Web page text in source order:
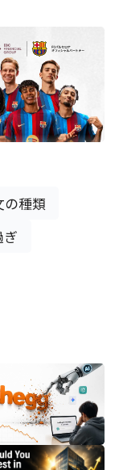
の種類
ぎ